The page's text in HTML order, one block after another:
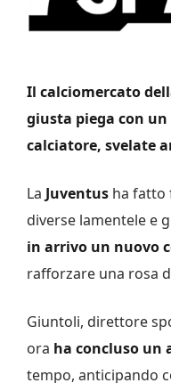
Il calciomercato
giusta piega con
calciatore, svelate
La Juventus ha fatto
diverse lamentele e
in arrivo un nuovo
rafforzare una rosa
Giuntoli, direttore
ora ha concluso un
tempo, anticipando